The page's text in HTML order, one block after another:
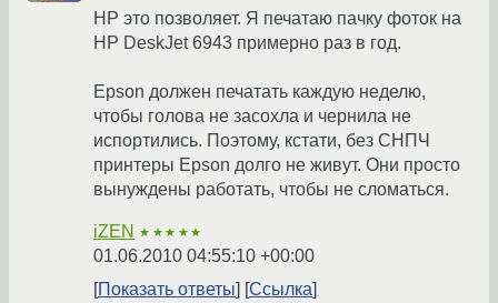
HP это позволяет. Я печатаю пачку фоток на
HP DeskJet 6943 примерно раз в год.
Epson должен печатать каждую неделю,
чтобы голова не засохла и чернила не
испортились. Поэтому, кстати, без СНПЧ
принтеры Epson долго не живут. Они просто
вынуждены работать, чтобы не сломаться.
iZEN ★★★★★
01.06.2010 04:55:10 +00:00
Показать ответы
Ссылка